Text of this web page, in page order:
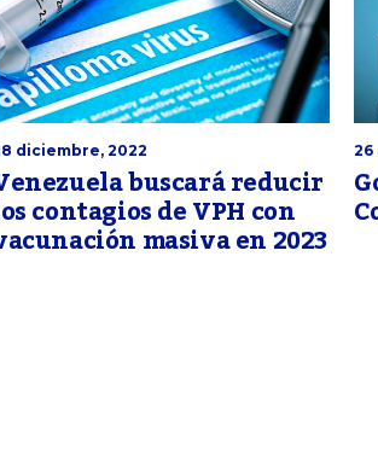
diciembre, 2022
buscará reducir
contagios de VPH con
masiva en 2023
26